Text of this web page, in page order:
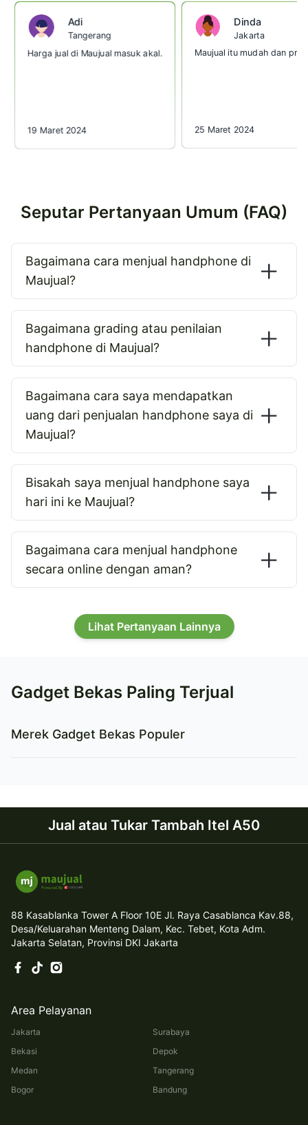
Adi
Tangerang
Harga jual di Maujual masuk akal.
19 Maret 2024
Dinda
Jakarta
Maujual itu mudah dan
25 Maret 2024
Seputar Pertanyaan Umum (FAQ)
Bagaimana cara menjual handphone di
Maujual?
Bagaimana grading atau penilaian
handphone di Maujual?
Bagaimana cara saya mendapatkan
uang dari penjualan handphone saya di
Maujual?
Bisakah saya menjual handphone saya
hari ini ke Maujual?
Bagaimana cara menjual handphone
secara online dengan aman?
Lihat Pertanyaan Lainnya
Gadget Bekas Paling Terjual
Merek Gadget Bekas Populer
Jual atau Tukar Tambah Itel A50
88 Kasablanka Tower A Floor 10E Jl. Raya Casablanca Kav.88,
Desa/Keluarahan Menteng Dalam, Kec. Tebet, Kota Adm.
Jakarta Selatan, Provinsi DKI Jakarta
Area Pelayanan
Jakarta
Bekasi
Medan
Bogor
Surabaya
Depok
Tangerang
Bandung